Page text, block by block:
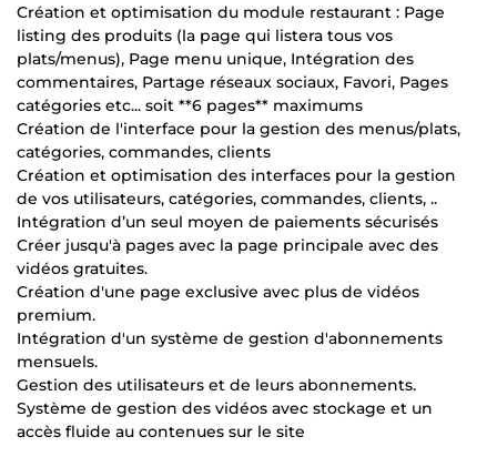
Création et optimisation du module restaurant : Page
listing des produits (la page qui listera tous vos
plats/menus), Page menu unique, Intégration des
commentaires, Partage réseaux sociaux, Favori, Pages
catégories etc... soit **6 pages** maximums
Création de l'interface pour la gestion des menus/plats,
catégories, commandes, clients
Création et optimisation des interfaces pour la gestion
de vos utilisateurs, catégories, commandes, clients, ..
Intégration d’un seul moyen de paiements sécurisés
Créer jusqu'à pages avec la page principale avec des
vidéos gratuites.
Création d'une page exclusive avec plus de vidéos
premium.
Intégration d'un système de gestion d'abonnements
mensuels.
Gestion des utilisateurs et de leurs abonnements.
Système de gestion des vidéos avec stockage et un
accès fluide au contenues sur le site